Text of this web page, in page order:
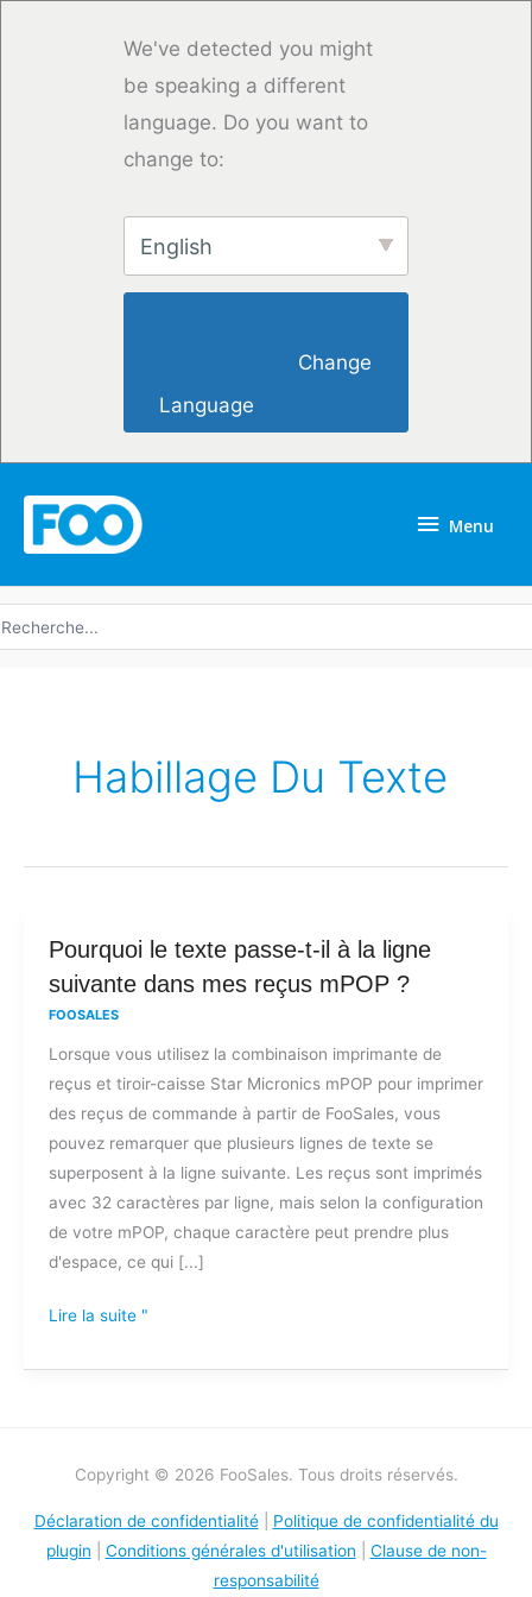
We've detected you might
be speaking a different
language. Do you want to
change to:
English
Language
Menu
Habillage Du Texte
Pourquoi le texte passe-t-il à la ligne
suivante dans mes reçus mPOP ?
FOOSALES
Lorsque vous utilisez la combinaison imprimante de
reçus et tiroir-caisse Star Micronics mPOP pour imprimer
des reçus de commande à partir de FooSales, vous
pouvez remarquer que plusieurs lignes de texte se
superposent à la ligne suivante. Les reçus sont imprimés
avec 32 caractères par ligne, mais selon la configuration
de votre mPOP, chaque caractère peut prendre plus
d'espace, ce qui [...]
Pourquoi
le
t-
il
à
la
ligne
suivante
dans
mes
Lire la suite "
Copyright © 2026 FooSales. Tous droits réservés.
Déclaration de confidentialité| Politique de confidentialité du
plugin
Conditions générales d'utilisation
Clause de non-
responsabilité